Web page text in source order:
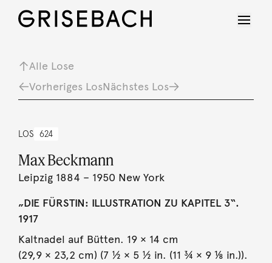
Alle Lose
Vorheriges LosNächstes Los
LOS 624
Max Beckmann
Leipzig 1884 – 1950 New York
„DIE FÜRSTIN: ILLUSTRATION ZU KAPITEL 3“.
1917
Kaltnadel auf Bütten. 19 × 14 cm
(29,9 × 23,2 cm) (7 ½ × 5 ½ in. (11 ¾ × 9 ⅛ in.)).